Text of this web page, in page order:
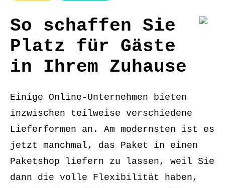
So schaffen Sie
Platz für Gäste
in Ihrem Zuhause
Einige Online-Unternehmen bieten
inzwischen teilweise verschiedene
Lieferformen an. Am modernsten ist es
jetzt manchmal, das Paket in einen
Paketshop liefern zu lassen, weil Sie
dann die volle Flexibilität haben,